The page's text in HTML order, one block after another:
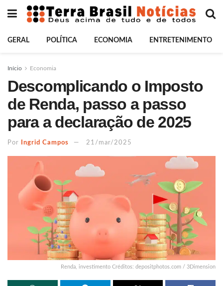
GERAL POLÍTICA ECONOMIA ENTRETENIMENTO
Início Economia
Descomplicando o Imposto
de Renda, passo a passo
para a declaração de 2025
Por Ingrid Campos 21/mar/2025
Renda, investimento Créditos: depositphotos.com / 3Dimension